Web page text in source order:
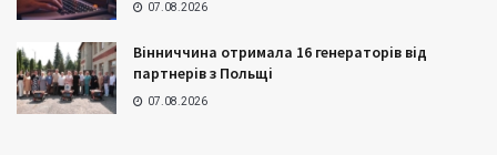
07.08.2026
Вінниччина отримала 16 генераторів від
партнерів з Польщі
07.08.2026